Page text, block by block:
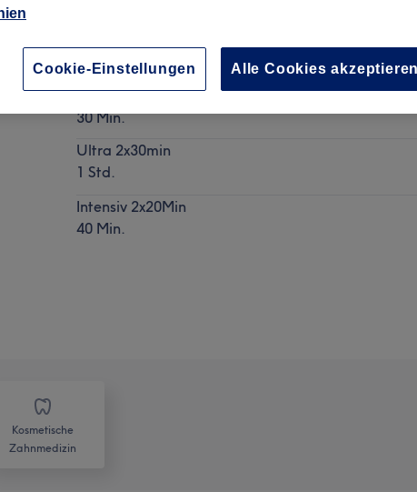
Details anzeigen
Soft 1x30min
30 Min.
Ultra 2x30min
1 Std.
Intensiv 2x20Min
40 Min.
Kosmetische
Zahnmedizin
Cookie-Einstellungen Alle Cookies